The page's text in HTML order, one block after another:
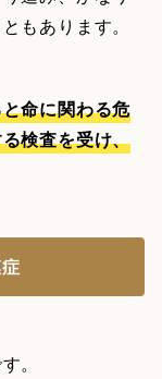
もあります。
命に関わる危
検査を受け、
。